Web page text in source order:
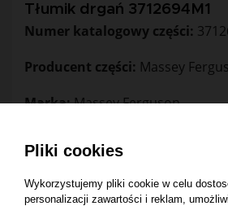
Tłumik drgań 3712694M1
Numer katalogowy części:
Producent części: Massey
Marka:Massey Ferguson
Massey Ferguson 6140 2WD
Pliki cookies
Wykorzystujemy pliki cookie w celu
personalizacji zawartości i reklam,